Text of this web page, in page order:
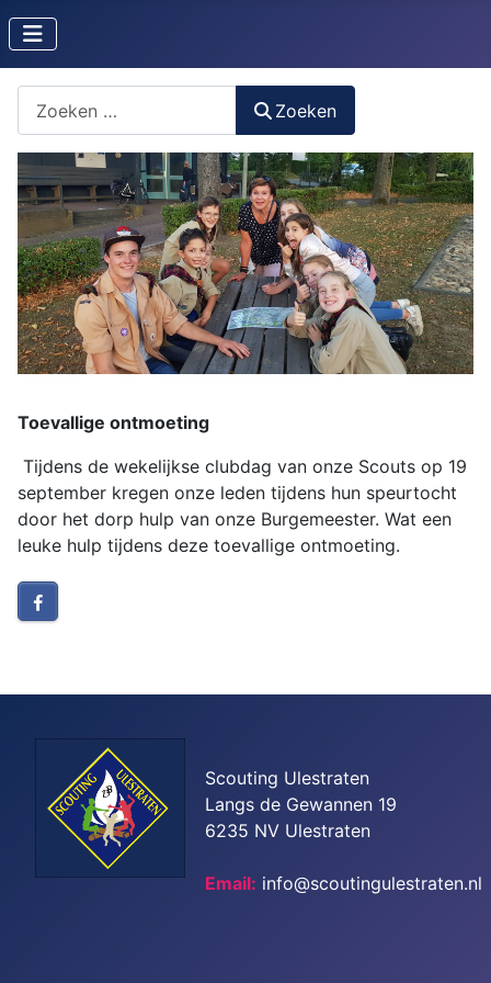
Zoeken
Toevallige ontmoeting
Tijdens de wekelijkse clubdag van onze Scouts op 19
september kregen onze leden tijdens hun speurtocht
door het dorp hulp van onze Burgemeester. Wat een
leuke hulp tijdens deze toevallige ontmoeting.
Scouting Ulestraten
Langs de Gewannen 19
6235 NV Ulestraten
Email: info@scoutingulestraten.nl